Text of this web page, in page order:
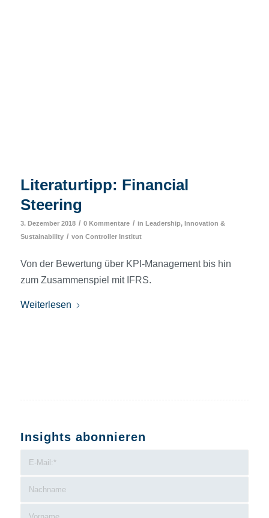
Literaturtipp: Financial
Steering
3. Dezember 2018 / 0 Kommentare / in Leadership, Innovation &
Sustainability / von Controller Institut
Von der Bewertung über KPI-Management bis hin
zum Zusammenspiel mit IFRS.
Weiterlesen
Insights abonnieren